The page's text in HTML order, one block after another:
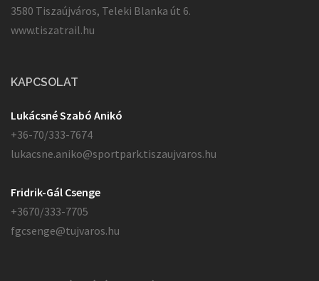
3580 Tiszaújváros, Teleki Blanka út 6.
www.tiszatrail.hu
KAPCSOLAT
Lukácsné Szabó Anikó
+36-70/333-7674
lukacsne.aniko@sportpark.tiszaujvaros.hu
Fridrik-Gál Csenge
+3670/333-7705
fgcsenge@tujvaros.hu